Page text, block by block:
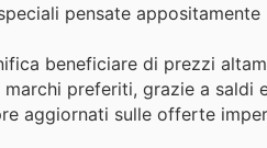
pensate
beneficiare di prezzi
preferiti, grazie a
aggiornati sulle offerte